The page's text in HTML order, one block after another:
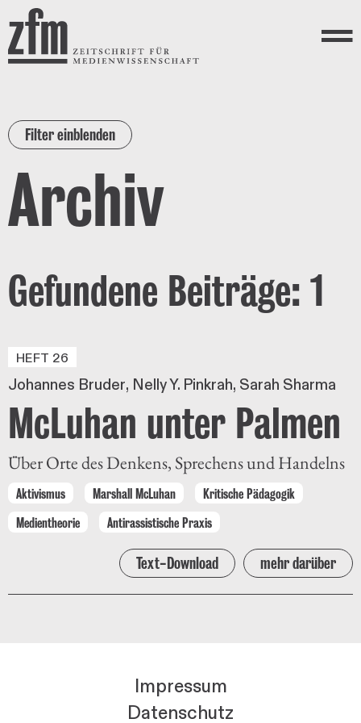
Direkt zum Inhalt
ZEITSCHRIFT FÜR
MEDIENWISSENSCHAFT
Menü
Filter einblenden
Archiv
Gefundene Beiträge: 1
HEFT 26
Johannes Bruder Nelly Y. Pinkrah Sarah Sharma
McLuhan unter Palmen
Über Orte des Denkens, Sprechens und Handelns
Aktivismus Marshall McLuhan
Kritische Pädagogik
Medientheorie
Antirassistische Praxis
Text-Download mehr darüber
Impressum
Datenschutz